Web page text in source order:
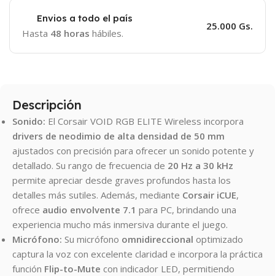
Envios a todo el país
Hasta 48 horas hábiles.
25.000 Gs.
Descripción
Sonido: El Corsair VOID RGB ELITE Wireless incorpora
drivers de neodimio de alta densidad de 50 mm
ajustados con precisión para ofrecer un sonido potente y
detallado. Su rango de frecuencia de 20 Hz a 30 kHz
permite apreciar desde graves profundos hasta los
detalles más sutiles. Además, mediante Corsair iCUE,
ofrece audio envolvente 7.1 para PC, brindando una
experiencia mucho más inmersiva durante el juego.
Micrófono: Su micrófono omnidireccional optimizado
captura la voz con excelente claridad e incorpora la práctica
función Flip-to-Mute con indicador LED, permitiendo